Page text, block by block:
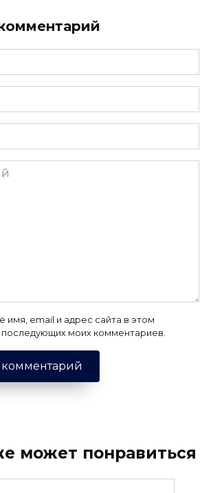
имя, email и адрес сайта в этом
последующих моих комментариев.
может понравиться